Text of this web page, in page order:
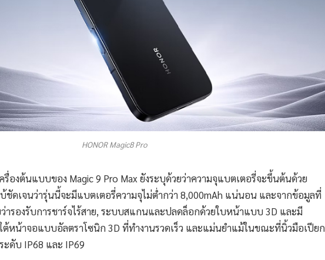
HONOR Magic8 Pro
องต้นแบบของ Magic 9 Pro Max ยังระบุด้วยว่าความจุแบตเตอรี่จะขึ้นต้นด้วย
ชัดเจนว่ารุ่นนี้จะมีแบตเตอรี่ความจุไม่ต่ำกว่า 8,000mAh แน่นอน และจากข้อมูลที่
ารองรับการชาร์จไร้สาย, ระบบสแกนและปลดล็อกด้วยใบหน้าแบบ 3D และมี
ต้หน้าจอแบบอัลตราโซนิก 3D ที่ทำงานรวดเร็ว และแม่นยำแม้ในขณะที่นิ้วมือเปียก
ดับ IP68 และ IP69